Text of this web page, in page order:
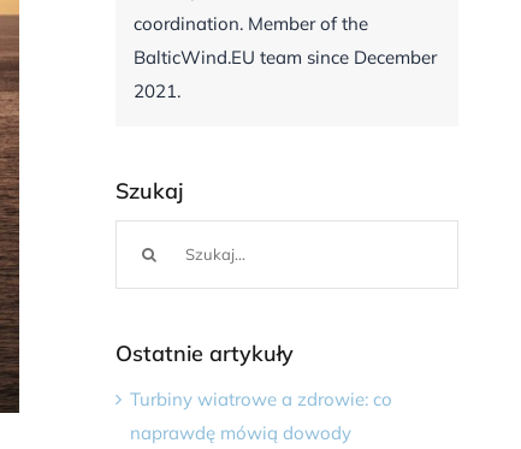
coordination. Member of the
BalticWind.EU team since December
2021.
Szukaj
Ostatnie artykuły
Turbiny wiatrowe a zdrowie: co
naprawdę mówią dowody